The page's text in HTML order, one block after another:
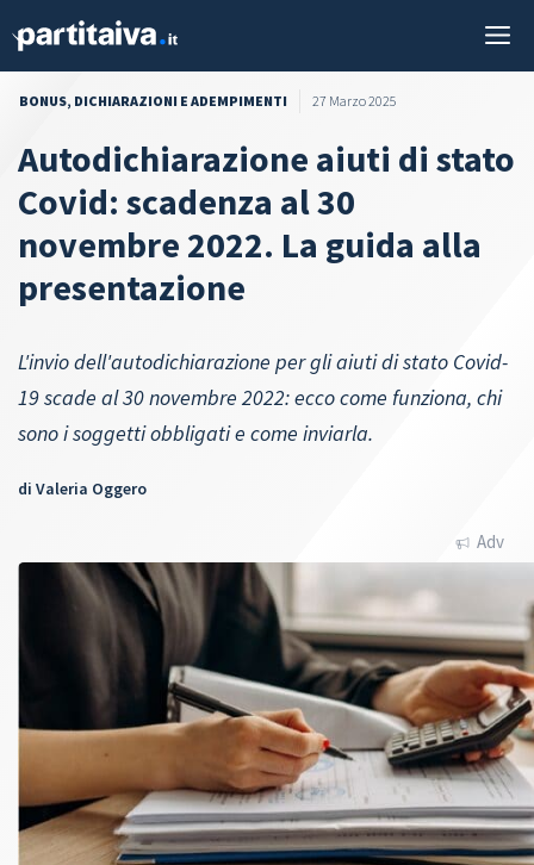
BONUS, DICHIARAZIONI E ADEMPIMENTI 27 Marzo 2025
Autodichiarazione aiuti di stato
Covid: scadenza al 30
novembre 2022. La guida alla
presentazione
L'invio dell'autodichiarazione per gli aiuti di stato Covid-
19 scade al 30 novembre 2022: ecco come funziona, chi
sono i soggetti obbligati e come inviarla.
di Valeria Oggero
Adv